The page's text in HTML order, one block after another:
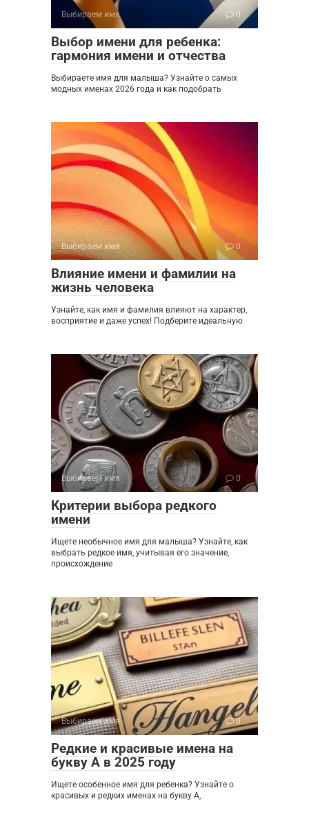
Выбираем имя 0
Выбор имени для ребенка:
гармония имени и отчества
Выбираете имя для малыша? Узнайте о самых
модных именах 2026 года и как подобрать
Выбираем имя 0
Влияние имени и фамилии на
жизнь человека
Узнайте, как имя и фамилия влияют на характер,
восприятие и даже успех! Подберите идеальную
Выбираем имя 0
Критерии выбора редкого
имени
Ищете необычное имя для малыша? Узнайте, как
выбрать редкое имя, учитывая его значение,
происхождение
Выбираем имя 0
Редкие и красивые имена на
букву А в 2025 году
Ищете особенное имя для ребенка? Узнайте о
красивых и редких именах на букву А,